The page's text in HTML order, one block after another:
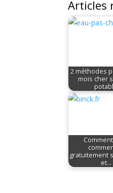
Articles
2 méthodes
mois cher
gratuitement
et…